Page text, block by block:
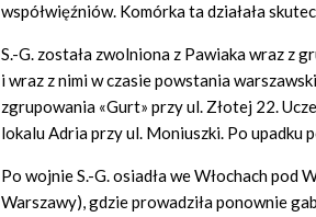
współwięźniów. Komórka ta działała
S.-G. została zwolniona z Pawiaka wraz z
i wraz z nimi w czasie powstania
zgrupowania «Gurt» przy ul. Złotej 22.
lokalu Adria przy ul. Moniuszki. Po upadku
Po wojnie S.-G. osiadła we Włochach pod
Warszawy), gdzie prowadziła ponownie